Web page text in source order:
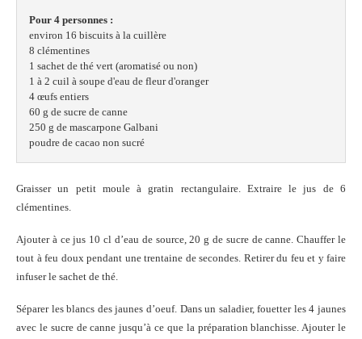
environ 16 biscuits à la cuillère
8 clémentines
1 sachet de thé vert (aromatisé ou non)
1 à 2 cuil à soupe d'eau de fleur d'oranger
4 œufs entiers
60 g de sucre de canne
250 g de mascarpone Galbani
poudre de cacao non sucré
Graisser un petit moule à gratin rectangulaire. Extraire le jus de 6
clémentines.
Ajouter à ce jus 10 cl d’eau de source, 20 g de sucre de canne. Chauffer le
tout à feu doux pendant une trentaine de secondes. Retirer du feu et y faire
infuser le sachet de thé.
Séparer les blancs des jaunes d’oeuf. Dans un saladier, fouetter les 4 jaunes
avec le sucre de canne jusqu’à ce que la préparation blanchisse. Ajouter le